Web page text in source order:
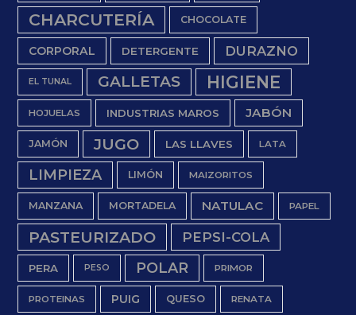
CHARCUTERÍA CHOCOLATE
CORPORAL DETERGENTE DURAZNO
EL TUNAL GALLETAS HIGIENE
HOJUELAS INDUSTRIAS MAROS JABÓN
JAMÓN JUGO LAS LLAVES LATA
LIMPIEZA LIMÓN MAIZORITOS
MANZANA MORTADELA NATULAC PAPEL
PASTEURIZADO PEPSI-COLA
PERA PESO POLAR PRIMOR
PROTEINAS PUIG QUESO RENATA